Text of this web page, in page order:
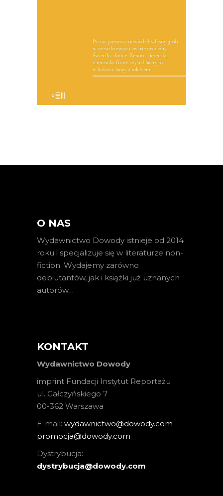
39.00zł 19.50zł
O NAS
Wydawnictwo Dowody istnieje od 2014
roku i specjalizuje się w literaturze non-
fiction. Wydajemy zarówno
debiutantów, jak i książki już uznanych
autorów…
KONTAKT
Wydawnictwo Dowody
imprint Fundacji Instytut Reportażu
ul. Gałczyńskiego 7
00-362 Warszawa
E-mail: wydawnictwo@dowody.com
promocja@dowody.com
Dystrybucja:
dystrybucja@dowody.com